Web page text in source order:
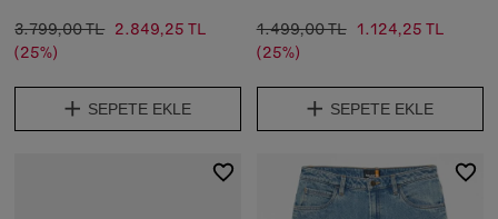
3.799,00 TL 2.849,25 TL
(25%)
SEPETE EKLE
1.499,00 TL 1.124,25 TL
(25%)
SEPETE EKLE